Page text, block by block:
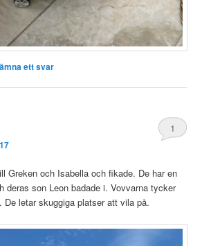
ett svar
1
Greken och Isabella och fikade. De har en
deras son Leon badade i. Vovvarna tycker
De letar skuggiga platser att vila på.